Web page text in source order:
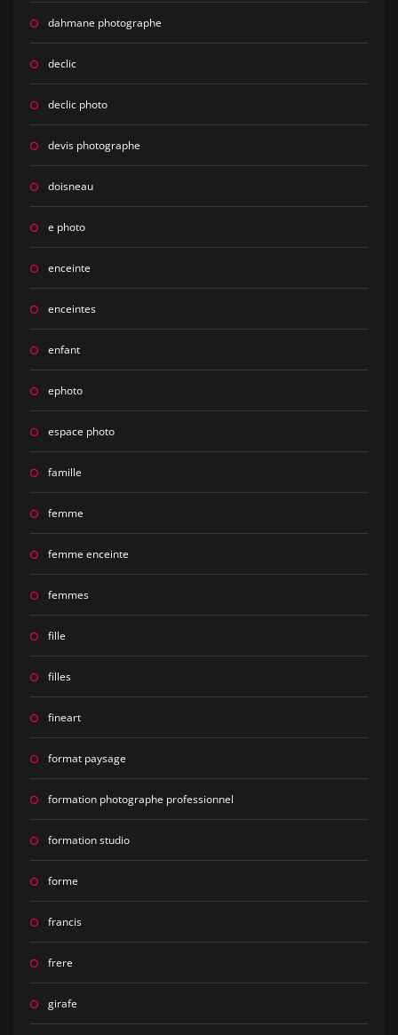
dahmane photographe
declic
declic photo
devis photographe
doisneau
e photo
enceinte
enceintes
enfant
ephoto
espace photo
famille
femme
femme enceinte
femmes
fille
filles
fineart
format paysage
formation photographe professionnel
formation studio
forme
francis
frere
girafe